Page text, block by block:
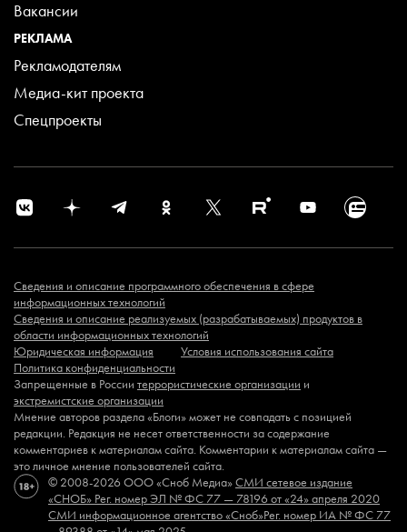
Вакансии
РЕКЛАМА
Рекламодателям
Медиа-кит проекта
Спецпроекты
Мнение авторов раздела «Блоги» может не совпадать с позицией
редакции. Редакция не несет ответственности за содержание
комментариев к материалам сайта. Комментарии к материалам сайта —
это личное мнение пользователей сайта.
Запрещенные в России террористические организации и
экстремистские организации
© 2008-2026 ООО «Сноб Медиа»СМИ сетевое издание
«СНОБ» Рег. номер ЭЛ № ФС 77 — 78196 от «24» апреля 2020
СМИ информационное агентство «Сноб»Рег. номер ИА № ФС 77
Сведения и описание программного обеспечения в сфере
информационных технологий
Сведения и описание реализуемых (разрабатываемых) продуктов в
области информационных технологий
Юридическая информация
Условия использования сайта
Политика конфиденциальности